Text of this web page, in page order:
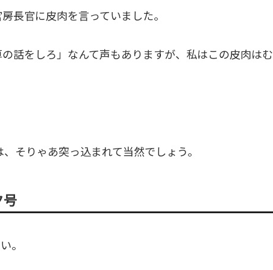
長官に皮肉を言っていました。
話をしろ」なんて声もありますが、私はこの皮肉はむ
そりゃあ突っ込まれて当然でしょう。
号
。